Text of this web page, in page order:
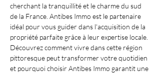
cherchant la tranquillité et le charme du sud
de la France. Antibes Immo est le partenaire
idéal pour vous guider dans l'acquisition de la
propriété parfaite grâce à leur expertise locale.
Découvrez comment vivre dans cette région
pittoresque peut transformer votre quotidien
et pourquoi choisir Antibes Immo garantit une